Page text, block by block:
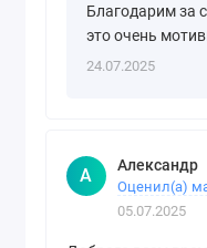
Благодарим за
это очень
24.07.2025
А Александр
Оценил(а)
05.07.2025